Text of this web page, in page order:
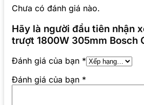
Chưa có đánh giá nào.
Hãy là người đầu tiên nhận
trượt 1800W 305mm Bosch
Đánh giá của bạn *
Đánh giá của bạn *